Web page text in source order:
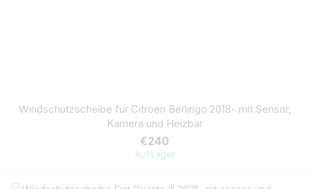
Windschutzscheibe für Citroen Berlingo 2018- mit Sensor,
Kamera und Heizbar
€240
Auf Lager